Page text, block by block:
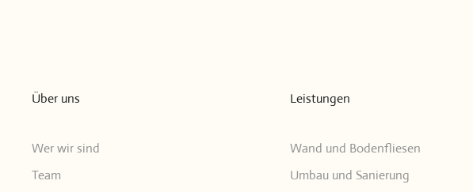
Über uns
Wer wir sind
Team
Leistungen
Wand und Bodenfliesen
Umbau und Sanierung